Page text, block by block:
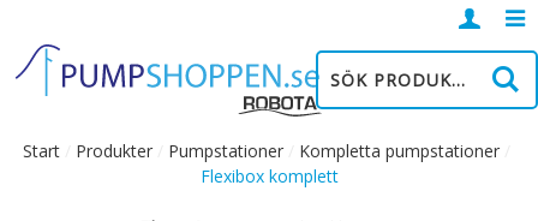
Start Produkter Pumpstationer Kompletta pumpstationer
Flexibox komplett